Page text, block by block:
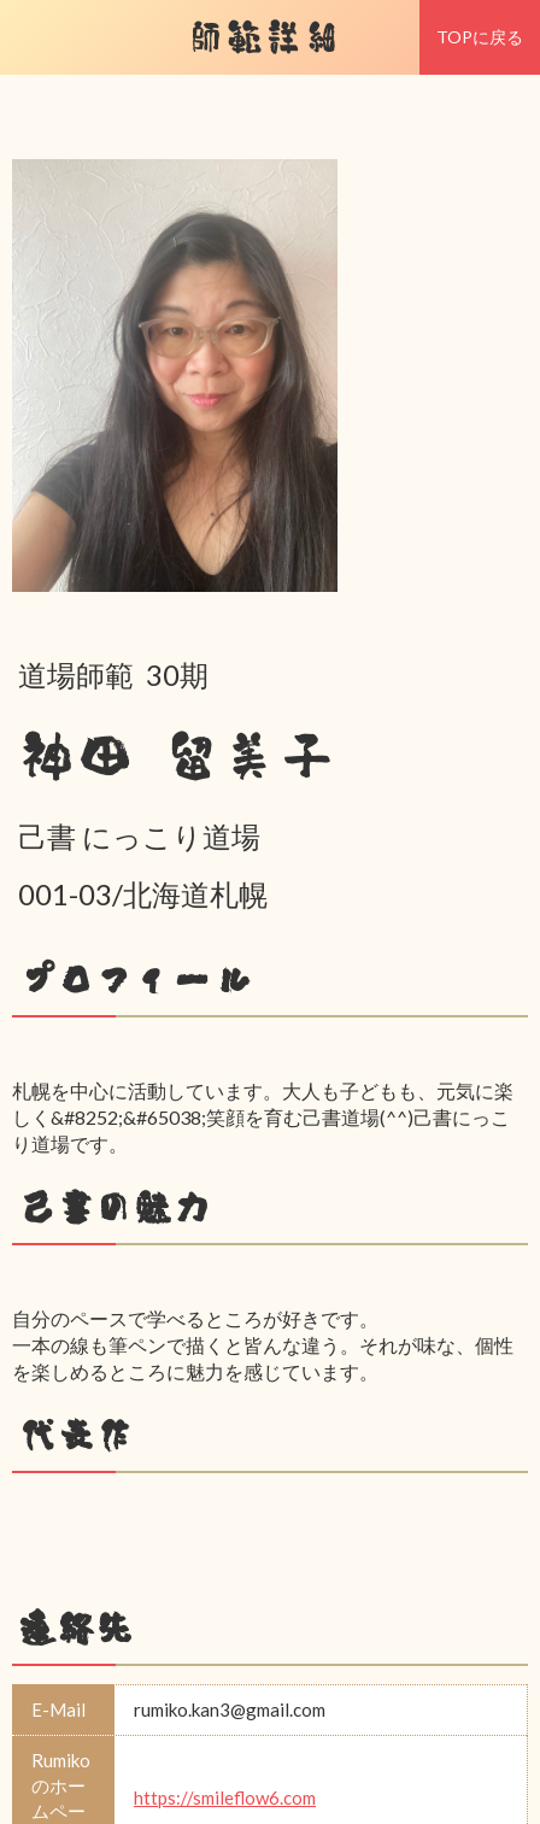
師範詳細 TOPに戻る
道場師範 30期
神田 留美子
己書 にっこり道場
001-03/北海道札幌
プロフィール
札幌を中心に活動しています。大人も子どもも、元気に楽
しく&#8252;&#65038;笑顔を育む己書道場(^^)己書にっこ
り道場です。
己書の魅力
自分のペースで学べるところが好きです。
一本の線も筆ペンで描くと皆んな違う。それが味な、個性
を楽しめるところに魅力を感じています。
代表作
連絡先
E-Mail rumiko.kan3@gmail.com
Rumiko
のホー
ムペー
https://smileflow6.com